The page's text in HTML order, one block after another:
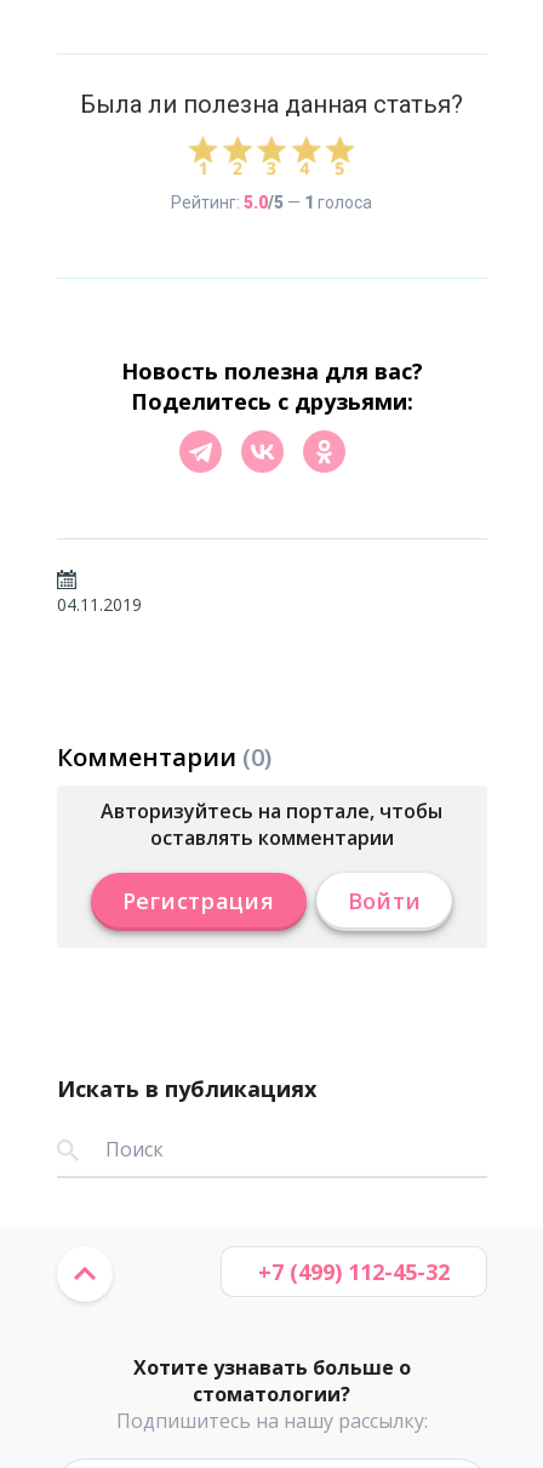
Была ли полезна данная статья?
Рейтинг: 5.0/5 — 1 голоса
Новость полезна для вас?
Поделитесь с друзьями:
04.11.2019
Комментарии (0)
Авторизуйтесь на портале, чтобы
оставлять комментарии
Регистрация Войти
Искать в публикациях
Хотите узнавать больше о
стоматологии?
Подпишитесь на нашу рассылку:
+7 (499) 112-45-32